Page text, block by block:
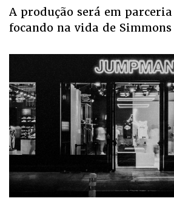
A produção será em parceria
focando na vida de